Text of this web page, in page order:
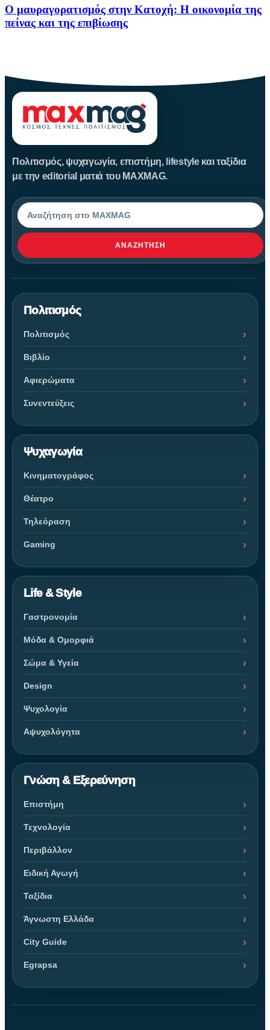
Ο μαυραγορατισμός στην Κατοχή: Η οικονομία της
πείνας και της επιβίωσης
Πολιτισμός, ψυχαγωγία, επιστήμη, lifestyle και ταξίδια
με την editorial ματιά του MAXMAG.
Αναζήτηση
ΑΝΑΖΉΤΗΣΗ
Πολιτισμός
Πολιτισμός
Βιβλίο
Αφιερώματα
Συνεντεύξεις
Ψυχαγωγία
Κινηματογράφος
Θέατρο
Τηλεόραση
Gaming
Life & Style
Γαστρονομία
Μόδα & Ομορφιά
Σώμα & Υγεία
Design
Ψυχολογία
Αψυχολόγητα
Γνώση & Εξερεύνηση
Επιστήμη
Τεχνολογία
Περιβάλλον
Ειδική Αγωγή
Ταξίδια
Άγνωστη Ελλάδα
City Guide
Egrapsa